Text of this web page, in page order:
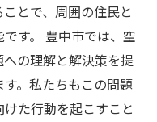
とで、周囲の住民と
す。 豊中市では、空
の理解と解決策を提
。私たちもこの問題
た行動を起こすこと